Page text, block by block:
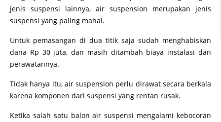
jenis suspensi lainnya, air suspension merupakan jenis
suspensi yang paling mahal.
Untuk pemasangan di dua titik saja sudah menghabiskan
dana Rp 30 juta, dan masih ditambah biaya instalasi dan
perawatannya.
Tidak hanya itu, air suspension perlu dirawat secara berkala
karena komponen dari suspensi yang rentan rusak.
Ketika salah satu balon air suspensi mengalami kebocoran